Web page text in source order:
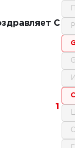
С
1